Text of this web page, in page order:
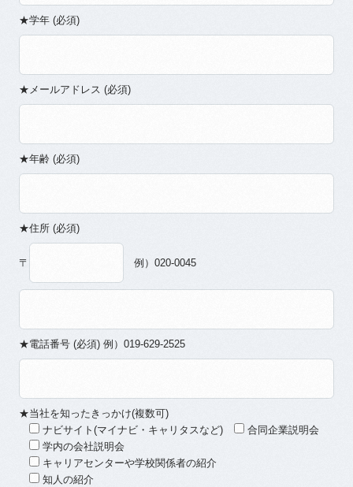
★学年 (必須)
★メールアドレス (必須)
★年齢 (必須)
★住所 (必須)
〒 例）020-0045
★電話番号 (必須) 例）019-629-2525
★当社を知ったきっかけ(複数可)
ナビサイト(マイナビ・キャリタスなど)
合同企業説明会
学内の会社説明会
キャリアセンターや学校関係者の紹介
知人の紹介